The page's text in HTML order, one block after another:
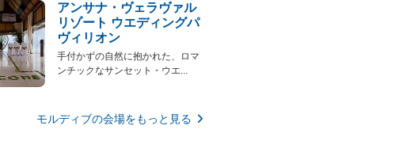
アンサナ・ヴェラヴァル
リゾート ウエディングパ
ヴィリオン
手付かずの自然に抱かれた、ロマ
ンチックなサンセット・ウエ...
モルディブの会場をもっと見る